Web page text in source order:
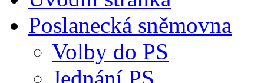
Poslanecká sněmovna
Volby do PS
Jednání PS